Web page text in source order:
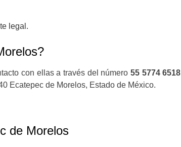
legal.
con ellas a través del número 55 5774 6518
Ecatepec de Morelos, Estado de México.
de Morelos